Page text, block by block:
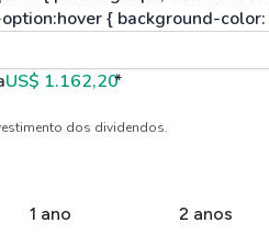
US$ 1.162,20*
dos dividendos.
1 ano 2 anos